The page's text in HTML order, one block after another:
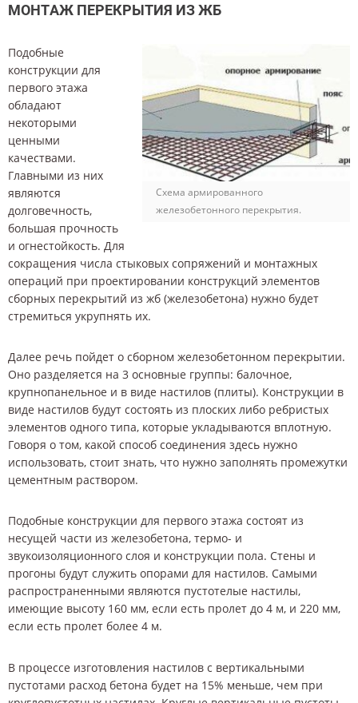
МОНТАЖ ПЕРЕКРЫТИЯ ИЗ ЖБ
Схема армированного
железобетонного перекрытия.
Подобные
конструкции для
первого этажа
обладают
некоторыми
ценными
качествами.
Главными из них
являются
долговечность,
большая прочность
и огнестойкость. Для
сокращения числа стыковых сопряжений и монтажных
операций при проектировании конструкций элементов
сборных перекрытий из жб (железобетона) нужно будет
стремиться укрупнять их.
Далее речь пойдет о сборном железобетонном перекрытии.
Оно разделяется на 3 основные группы: балочное,
крупнопанельное и в виде настилов (плиты). Конструкции в
виде настилов будут состоять из плоских либо ребристых
элементов одного типа, которые укладываются вплотную.
Говоря о том, какой способ соединения здесь нужно
использовать, стоит знать, что нужно заполнять промежутки
цементным раствором.
Подобные конструкции для первого этажа состоят из
несущей части из железобетона, термо- и
звукоизоляционного слоя и конструкции пола. Стены и
прогоны будут служить опорами для настилов. Самыми
распространенными являются пустотелые настилы,
имеющие высоту 160 мм, если есть пролет до 4 м, и 220 мм,
если есть пролет более 4 м.
В процессе изготовления настилов с вертикальными
пустотами расход бетона будет на 15% меньше, чем при